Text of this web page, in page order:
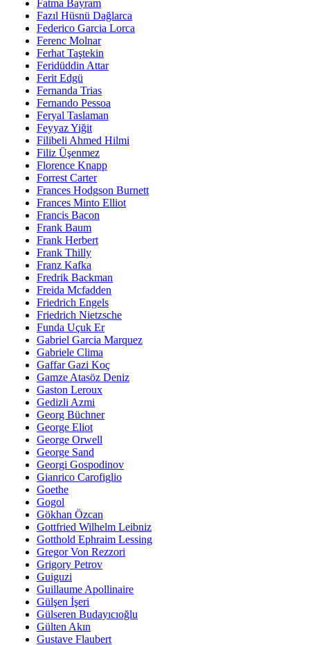
Fatma Bayram
Fazıl Hüsnü Dağlarca
Federico Garcia Lorca
Ferenc Molnar
Ferhat Taştekin
Feridüddin Attar
Ferit Edgü
Fernanda Trias
Fernando Pessoa
Feryal Taslaman
Feyyaz Yiğit
Filibeli Ahmed Hilmi
Filiz Üşenmez
Florence Knapp
Forrest Carter
Frances Hodgson Burnett
Frances Minto Elliot
Francis Bacon
Frank Baum
Frank Herbert
Frank Thilly
Franz Kafka
Fredrik Backman
Freida Mcfadden
Friedrich Engels
Friedrich Nietzsche
Funda Uçuk Er
Gabriel Garcia Marquez
Gabriele Clima
Gaffar Gazi Koç
Gamze Atasöz Deniz
Gaston Leroux
Gedizli Azmi
Georg Büchner
George Eliot
George Orwell
George Sand
Georgi Gospodinov
Gianrico Carofiglio
Goethe
Gogol
Gökhan Özcan
Gottfried Wilhelm Leibniz
Gotthold Ephraim Lessing
Gregor Von Rezzori
Grigory Petrov
Guiguzi
Guillaume Apollinaire
Gülşen İşeri
Gülseren Budayıcıoğlu
Gülten Akın
Gustave Flaubert